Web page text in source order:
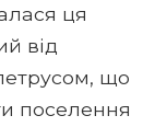
ця
від
що
поселення